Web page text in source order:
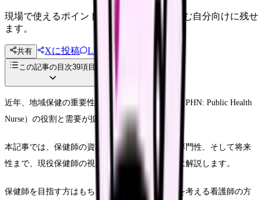
現場で使えるポイントを、同僚やあとで読む自分向けに残せ
ます。
共有 Xに投稿 LINE
投稿文コピー
この記事の目次39項目
近年、地域保健の重要性が高まる中で、保健師（PHN: Public Health
Nurse）の役割と需要が拡大しています。
本記事では、保健師の資格概要から業務範囲、専門性、そして将来
性まで、現役保健師の視点を交えながら包括的に解説します。
保健師を目指す方はもちろん、キャリアアップを考える看護師の方